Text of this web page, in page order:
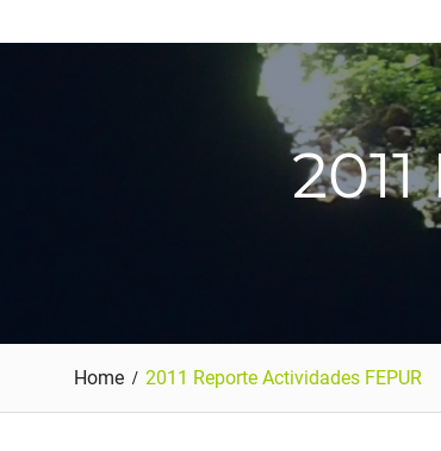
Home 2011 Reporte Actividades FEPUR